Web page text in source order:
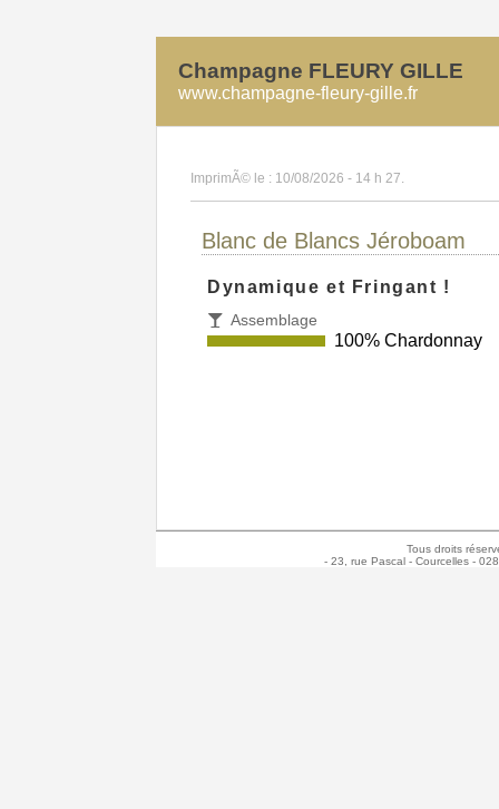
Champagne FLEURY GILLE
www.champagne-fleury-gille.fr
ImprimÃ© le : 10/08/2026 - 14 h 27.
Blanc de Blancs Jéroboam
Dynamique et Fringant !
Assemblage
100% Chardonnay
Tous droits
- 23, rue Pascal - Courcelles -